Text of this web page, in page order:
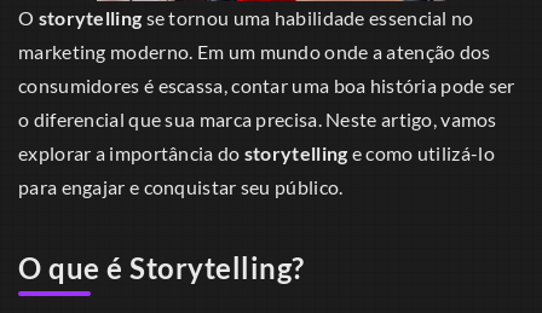
O storytelling se tornou uma habilidade essencial no
marketing moderno. Em um mundo onde a atenção dos
consumidores é escassa, contar uma boa história pode ser
o diferencial que sua marca precisa. Neste artigo, vamos
explorar a importância do storytelling e como utilizá-lo
para engajar e conquistar seu público.
O que é Storytelling?